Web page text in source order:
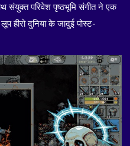
संयुक्त परिवेश पृष्ठभूमि संगीत ने एक
हीरो दुनिया के जादुई पोस्ट-